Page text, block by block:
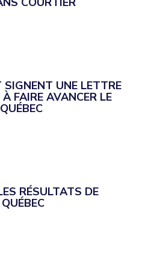
UNE LETTRE
FAIRE AVANCER LE
RÉSULTATS DE